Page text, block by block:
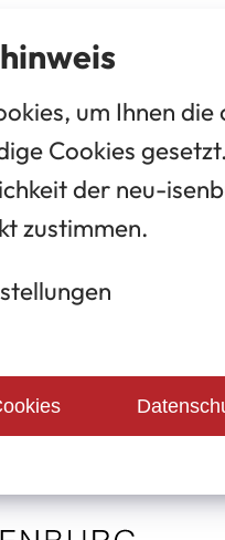
um Ihnen
Cookies
der neu-
zustimmen.